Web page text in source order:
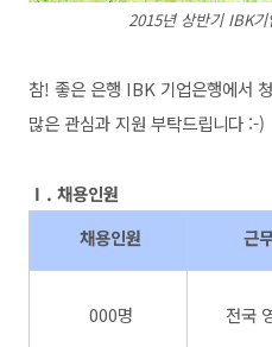
2015년 상반기 IBK기
참! 좋은 은행 IBK 기업은행에서
많은 관심과 지원 부탁드립니다 :-)
Ⅰ. 채용인원
채용인원
근
000명 전국